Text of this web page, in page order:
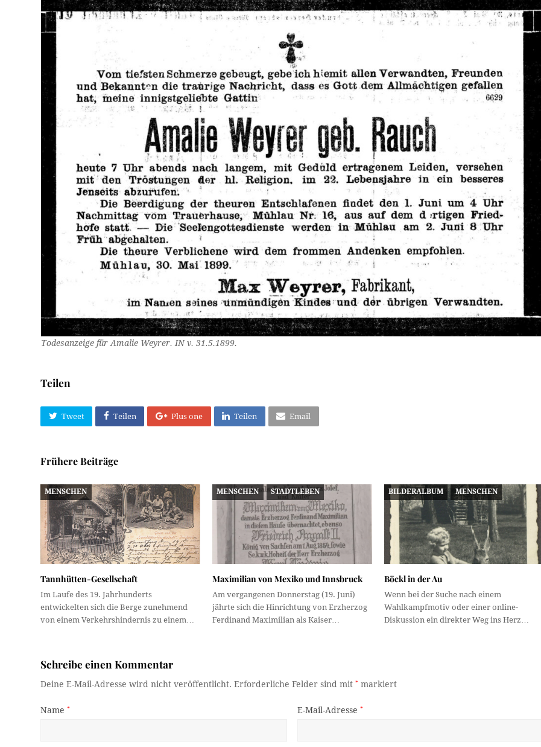
Todesanzeige für Amalie Weyrer. IN v. 31.5.1899.
Teilen
Tweet Teilen Plus one Teilen Email
Frühere Beiträge
MENSCHEN
Tannhütten-Gesellschaft
Im Laufe des 19. Jahrhunderts
entwickelten sich die Berge zunehmend
von einem Verkehrshindernis zu einem…
MENSCHEN STADTLEBEN
Maximilian von Mexiko und Innsbruck
Am vergangenen Donnerstag (19. Juni)
jährte sich die Hinrichtung von Erzherzog
Ferdinand Maximilian als Kaiser…
BILDERALBUM MENSCHEN
Böckl in der Au
Wenn bei der Suche nach einem
Wahlkampfmotiv oder einer online-
Diskussion ein direkter Weg ins Herz…
Schreibe einen Kommentar
Deine E-Mail-Adresse wird nicht veröffentlicht. Erforderliche Felder sind mit* markiert
Name* E-Mail-Adresse *